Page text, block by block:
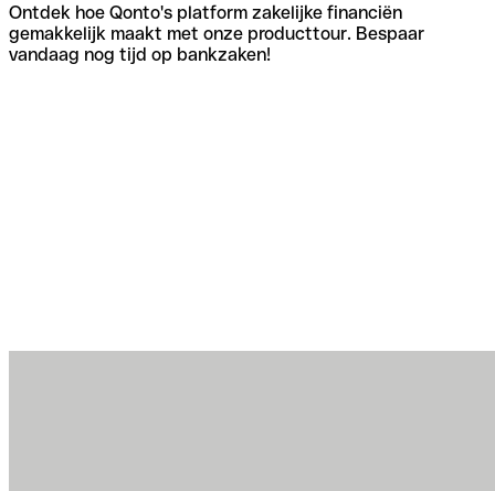
Ontdek hoe Qonto's platform zakelijke financiën
gemakkelijk maakt met onze producttour. Bespaar
vandaag nog tijd op bankzaken!